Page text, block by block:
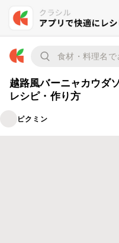
越路風バーニャカウダ
レシピ・作り方
ピクミン